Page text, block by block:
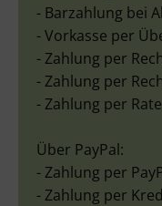
- Barzahlung bei
- Vorkasse per
- Zahlung per
- Zahlung per
- Zahlung per
Über PayPal:
- Zahlung per
- Zahlung per